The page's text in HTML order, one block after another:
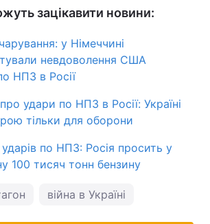
зацікавити новини:
у Німеччині
невдоволення США
НПЗ в Росії
удари по НПЗ в Росії: Україні
тільки для оборони
по НПЗ: Росія просить у
100 тисяч тонн бензину
війна в Україні